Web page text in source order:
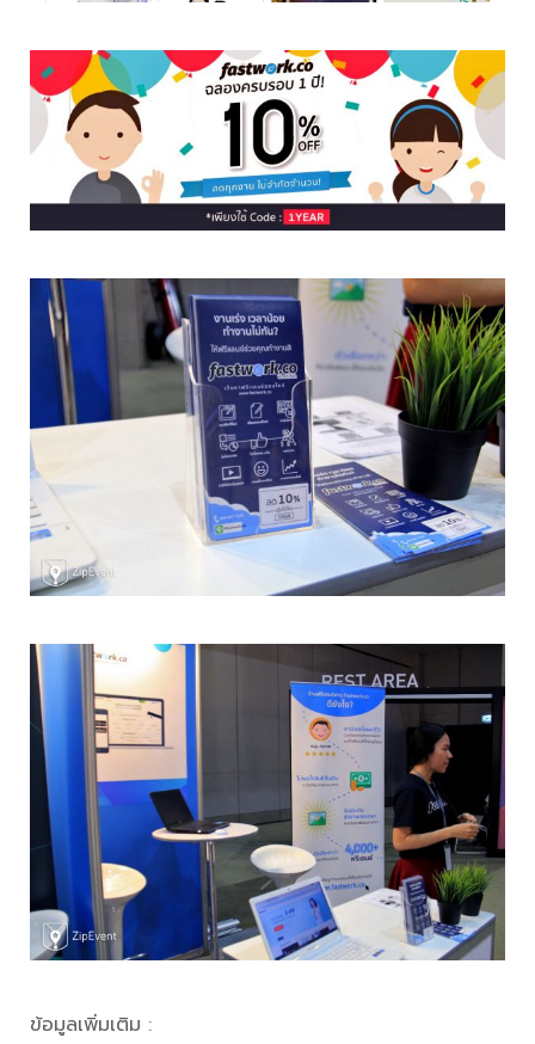
ข้อมูลเพิ่มเติม :